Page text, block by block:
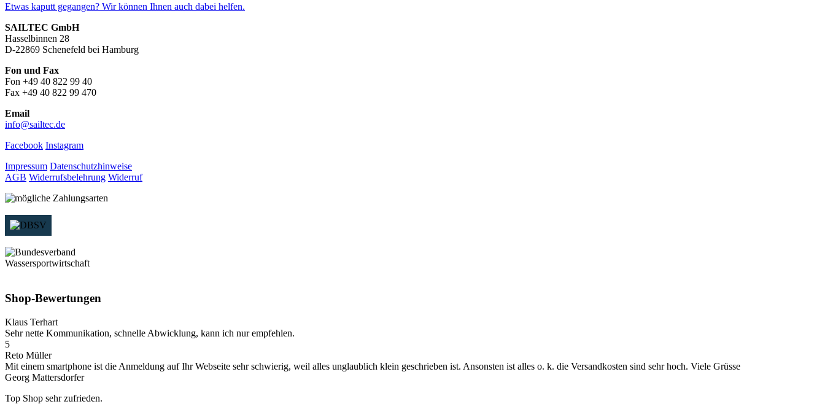
Etwas kaputt gegangen? Wir können Ihnen auch dabei helfen.
SAILTEC GmbH
Hasselbinnen 28
D-22869 Schenefeld bei Hamburg
Fon und Fax
Fon +49 40 822 99 40
Fax +49 40 822 99 470
Email
info@sailtec.de
Facebook Instagram
Impressum Datenschutzhinweise
AGB Widerrufsbelehrung Widerruf
Shop-Bewertungen
Klaus Terhart
Sehr nette Kommunikation, schnelle Abwicklung, kann ich nur empfehlen.
5
Reto Müller
Mit einem smartphone ist die Anmeldung auf Ihr Webseite sehr schwierig, weil alles unglaublich klein geschrieben ist. Ansonsten ist alles o. k. die Versandkosten sind sehr hoch. Viele Grüsse
Georg Mattersdorfer
Top Shop sehr zufrieden.